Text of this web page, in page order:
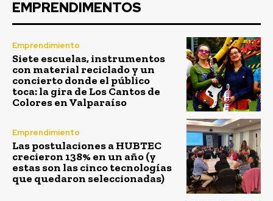
EMPRENDIMENTOS
Emprendimiento
Siete escuelas, instrumentos
con material reciclado y un
concierto donde el público
toca: la gira de Los Cantos de
Colores en Valparaíso
Emprendimiento
Las postulaciones a HUBTEC
crecieron 138% en un año (y
estas son las cinco tecnologías
que quedaron seleccionadas)